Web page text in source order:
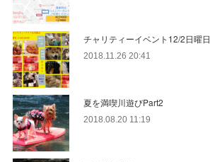
チャリティーイベント12/2日曜日
2018.11.26 20:41
夏を満喫川遊びPart2
2018.08.20 11:19